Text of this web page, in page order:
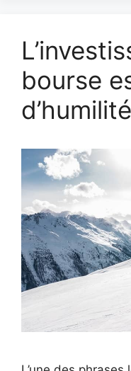
bourse
d’humilité